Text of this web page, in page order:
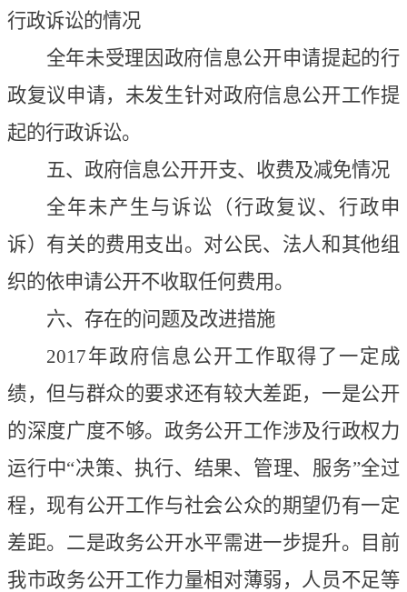
行政诉讼的情况
全年未受理因政府信息公开申请提起的行
政复议申请，未发生针对政府信息公开工作提
起的行政诉讼。
五、政府信息公开开支、收费及减免情况
全年未产生与诉讼（行政复议、行政申
诉）有关的费用支出。对公民、法人和其他组
织的依申请公开不收取任何费用。
六、存在的问题及改进措施
2017年政府信息公开工作取得了一定成
绩，但与群众的要求还有较大差距，一是公开
的深度广度不够。政务公开工作涉及行政权力
运行中“决策、执行、结果、管理、服务”全过
程，现有公开工作与社会公众的期望仍有一定
差距。二是政务公开水平需进一步提升。目前
我市政务公开工作力量相对薄弱，人员不足等